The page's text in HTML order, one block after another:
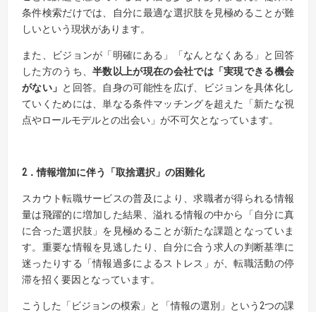
条件検索だけでは、自分に最適な選択肢を見極めることが難
しいという現状があります。
また、ビジョンが「明確にある」「なんとなくある」と回答
した方のうち、半数以上が現在の会社では「実現できる機会
がない」 と回答。自身の可能性を広げ、ビジョンを具体化し
ていくためには、単なる条件マッチングを超えた「新たな視
点やロールモデルとの出会い」が不可欠となっています。
2．情報増加に伴う「取捨選択」の困難化
スカウト転職サービスの普及により、求職者が得られる情報
量は飛躍的に増加した結果、溢れる情報の中から「自分に真
に合った選択肢」を見極めることが新たな課題となっていま
す。重要な情報を見逃したり、自分に合う求人の判断基準に
迷ったりする「情報過多によるストレス」が、転職活動の停
滞を招く要因となっています。
こうした「ビジョンの模索」と「情報の選別」という2つの課